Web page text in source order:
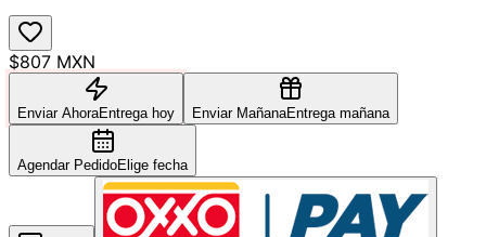
$807 MXN
Enviar AhoraEntrega hoy Enviar MañanaEntrega mañana
Agendar PedidoElige fecha